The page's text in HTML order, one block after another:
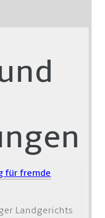
für fremde
Landgerichts